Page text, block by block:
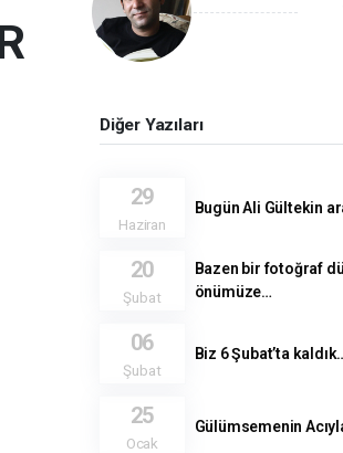
Diğer Yazıları
29
Haziran
Bugün Ali Gültekin
20
Şubat
Bazen bir fotoğraf
önümüze…
06
Şubat
Biz 6 Şubat’ta
25
Ocak
Gülümsemenin